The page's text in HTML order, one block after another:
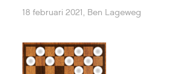
18 februari 2021, Ben Lageweg